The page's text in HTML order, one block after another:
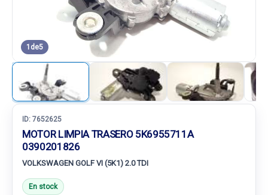
1 de5
ID: 7652625
MOTOR LIMPIA TRASERO 5K6955711A
0390201826
VOLKSWAGEN GOLF VI (5K1) 2.0 TDI
En stock